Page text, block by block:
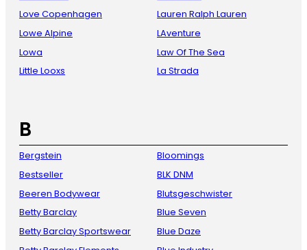
Love Copenhagen
Lowe Alpine
Lowa
Little Looxs
Lauren Ralph Lauren
LAventure
Law Of The Sea
La Strada
B
Bergstein
Bestseller
Beeren Bodywear
Betty Barclay
Betty Barclay Sportswear
Bloomings
BLK DNM
Blutsgeschwister
Blue Seven
Blue Daze